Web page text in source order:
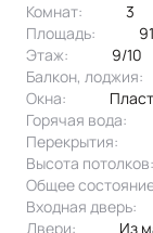
Комнат:
3
Площадь:
Этаж:
9/10
Балкон, лоджия:
Окна:
Горячая вода:
Перекрытия:
Высота потолков:
Общее
Входная дверь:
Двери:
из